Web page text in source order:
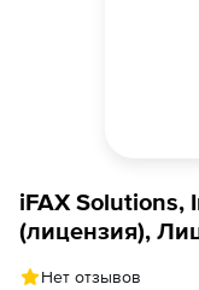
iFAX Solutions,
(лицензия),
Нет отзывов